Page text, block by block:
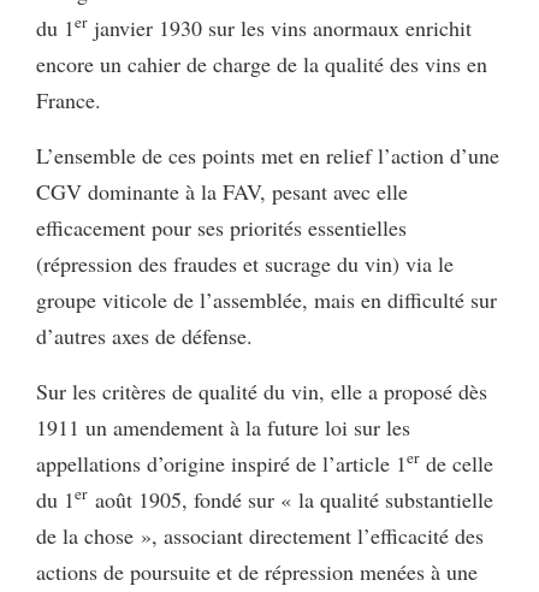
du 1er janvier 1930 sur les vins anormaux enrichit
encore un cahier de charge de la qualité des vins en
France.
L’ensemble de ces points met en relief l’action d’une
CGV dominante à la FAV, pesant avec elle
efficacement pour ses priorités essentielles
(répression des fraudes et sucrage du vin) via le
groupe viticole de l’assemblée, mais en difficulté sur
d’autres axes de défense.
Sur les critères de qualité du vin, elle a proposé dès
1911 un amendement à la future loi sur les
appellations d’origine inspiré de l’article 1er de celle
du 1er août 1905, fondé sur « la qualité substantielle
de la chose », associant directement l’efficacité des
actions de poursuite et de répression menées à une